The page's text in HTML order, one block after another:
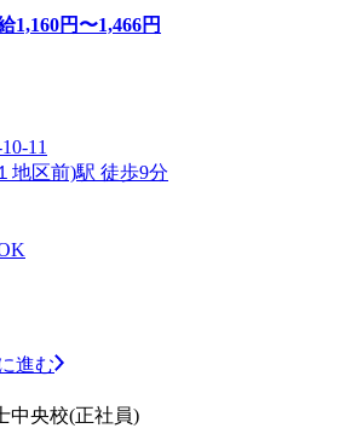
1,160円〜1,466円
11
地区前)駅 徒歩9分
進む
中央校(正社員)